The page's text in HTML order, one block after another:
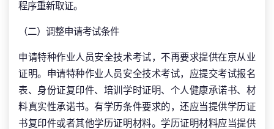
程序重新取证。
（二）调整申请考试条件
申请特种作业人员安全技术考试，不再要求提供在京从业
证明。申请特种作业人员安全技术考试，应提交考试报名
表、身份证复印件、培训学时证明、个人健康承诺书、材
料真实性承诺书。有学历条件要求的，还应当提供学历证
书复印件或者其他学历证明材料。学历证明材料应当提供